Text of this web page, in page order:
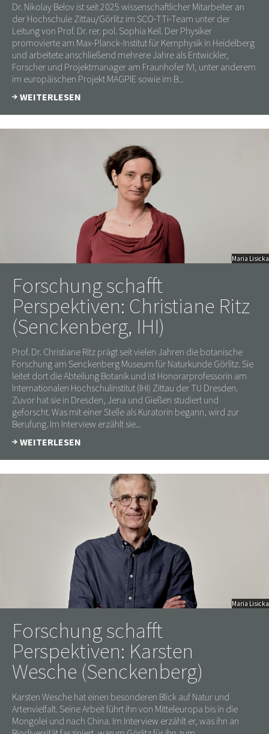
Dr. Nikolay Belov ist seit 2025 wissenschaftlicher Mitarbeiter an
der Hochschule Zittau/Görlitz im SCO-TTi-Team unter der
Leitung von Prof. Dr. rer. pol. Sophia Keil. Der Physiker
promovierte am Max-Planck-Institut für Kernphysik in Heidelberg
und arbeitete anschließend mehrere Jahre als Entwickler,
Forscher und Projektmanager am Fraunhofer IVI, unter anderem
im europäischen Projekt MAGPIE sowie im B...
WEITERLESEN
Maria Lisicka
Forschung schafft
Perspektiven: Christiane Ritz
(Senckenberg, IHI)
Prof. Dr. Christiane Ritz prägt seit vielen Jahren die botanische
Forschung am Senckenberg Museum für Naturkunde Görlitz. Sie
leitet dort die Abteilung Botanik und ist Honorarprofessorin am
Internationalen Hochschulinstitut (IHI) Zittau der TU Dresden.
Zuvor hat sie in Dresden, Jena und Gießen studiert und
geforscht. Was mit einer Stelle als Kuratorin begann, wird zur
Berufung. Im Interview erzählt sie...
WEITERLESEN
Maria Lisicka
Forschung schafft
Perspektiven: Karsten
Wesche (Senckenberg)
Karsten Wesche hat einen besonderen Blick auf Natur und
Artenvielfalt. Seine Arbeit führt ihn von Mitteleuropa bis in die
Mongolei und nach China. Im Interview erzählt er, was ihn an